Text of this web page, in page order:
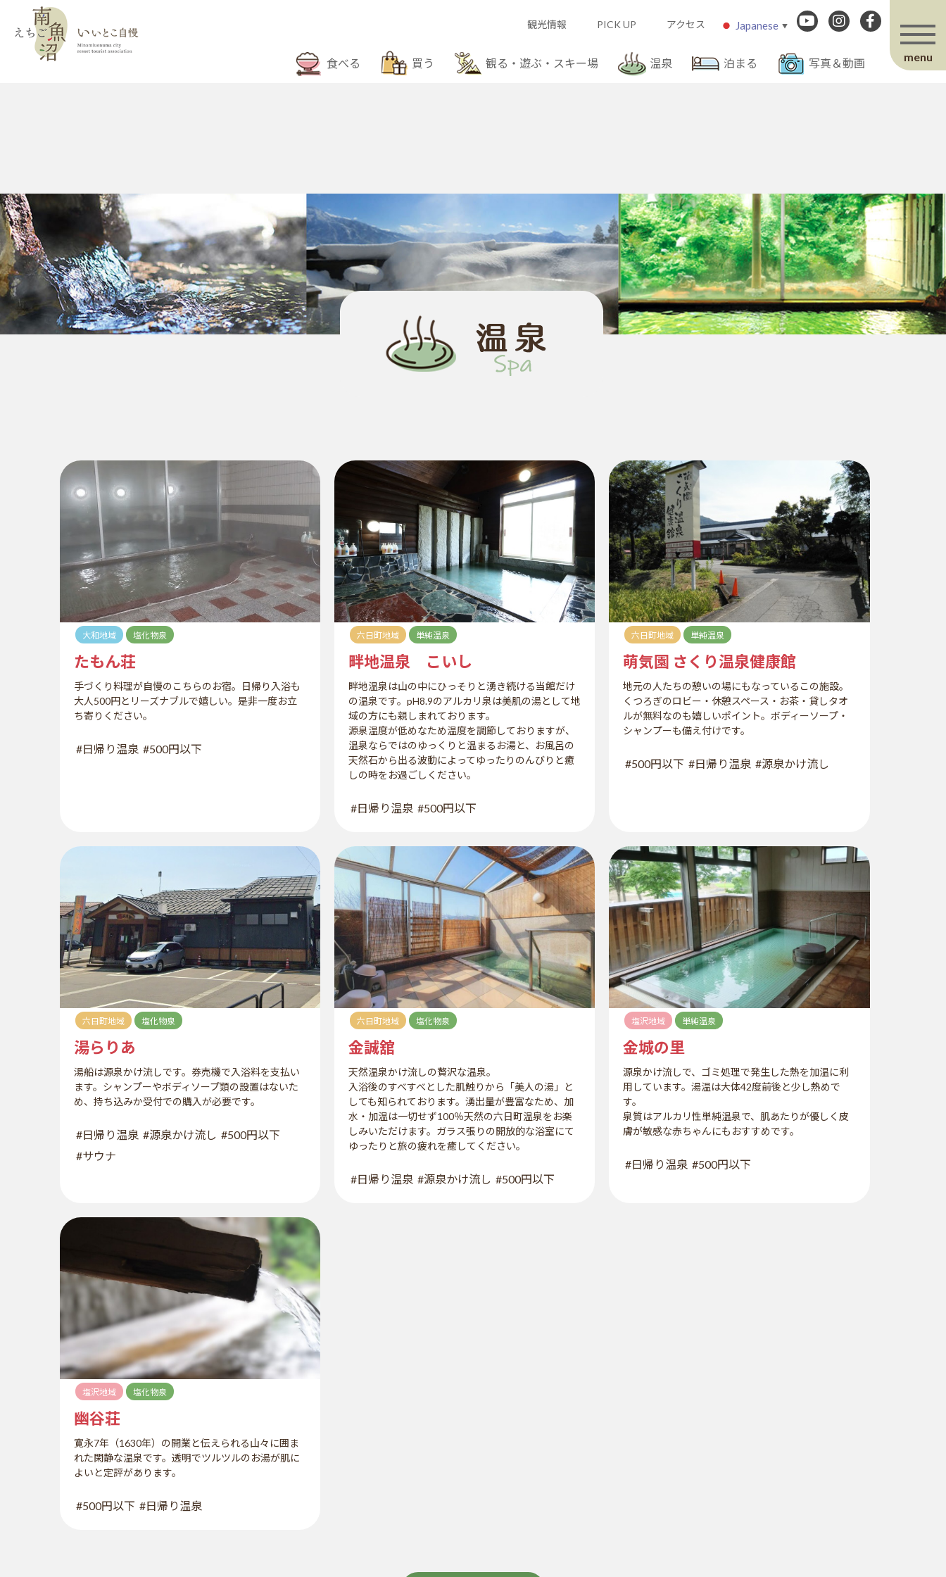
観光情報 PICK UP アクセス Japanese ▼
menu
食べる 買う 観る・遊ぶ・スキー場 温泉 泊まる 写真＆動画
大和地域 塩化物泉
たもん荘
手づくり料理が自慢のこちらのお宿。日帰り入浴も
大人500円とリーズナブルで嬉しい。是非一度お立
ち寄りください。
#日帰り温泉 #500円以下
六日町地域 単純温泉
畔地温泉 こいし
畔地温泉は山の中にひっそりと湧き続ける当館だけ
の温泉です。pH8.9のアルカリ泉は美肌の湯として地
域の方にも親しまれております。
源泉温度が低めなため温度を調節しておりますが、
温泉ならではのゆっくりと温まるお湯と、お風呂の
天然石から出る波動によってゆったりのんびりと癒
しの時をお過ごしください。
#日帰り温泉 #500円以下
六日町地域 単純温泉
萌気園 さくり温泉健康館
地元の人たちの憩いの場にもなっているこの施設。
くつろぎのロビー・休憩スペース・お茶・貸しタオ
ルが無料なのも嬉しいポイント。ボディーソープ・
シャンプーも備え付けです。
#500円以下 #日帰り温泉 #源泉かけ流し
六日町地域 塩化物泉
湯らりあ
湯船は源泉かけ流しです。券売機で入浴料を支払い
ます。シャンプーやボディソープ類の設置はないた
め、持ち込みか受付での購入が必要です。
#日帰り温泉 #源泉かけ流し #500円以下
#サウナ
六日町地域 塩化物泉
金誠舘
天然温泉かけ流しの贅沢な温泉。
入浴後のすべすべとした肌触りから「美人の湯」と
しても知られております。湧出量が豊富なため、加
水・加温は一切せず100％天然の六日町温泉をお楽
しみいただけます。ガラス張りの開放的な浴室にて
ゆったりと旅の疲れを癒してください。
#日帰り温泉 #源泉かけ流し #500円以下
塩沢地域 単純温泉
金城の里
源泉かけ流しで、ゴミ処理で発生した熱を加温に利
用しています。湯温は大体42度前後と少し熱めで
す。
泉質はアルカリ性単純温泉で、肌あたりが優しく皮
膚が敏感な赤ちゃんにもおすすめです。
#日帰り温泉 #500円以下
塩沢地域 塩化物泉
幽谷荘
寛永7年（1630年）の開業と伝えられる山々に囲ま
れた閑静な温泉です。透明でツルツルのお湯が肌に
よいと定評があります。
#500円以下 #日帰り温泉